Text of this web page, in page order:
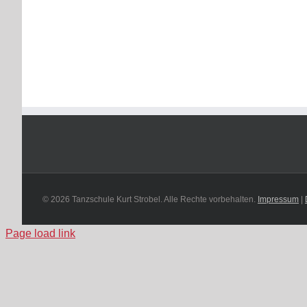
© 2026 Tanzschule Kurt Strobel. Alle Rechte vorbehalten. Impressum |
Page load link